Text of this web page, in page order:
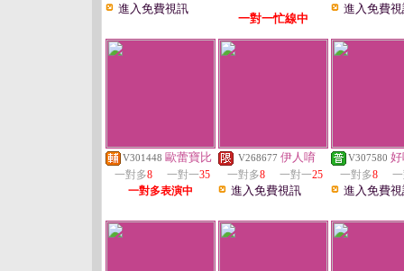
進入免費視訊
一對一忙線中
進入免費
V301448 歐蕾寶比
一對多8 一對一35
一對多表演中
V268677 伊人唷
一對多8 一對一25
進入免費視訊
V307580
一對多8
進入免費